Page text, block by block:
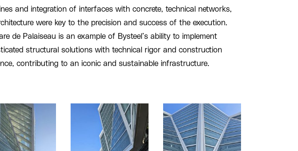
and integration of interfaces with concrete, technical networks,
were key to the precision and success of the execution.
de Palaiseau is an example of Bysteel’s ability to implement
structural solutions with technical rigor and construction
contributing to an iconic and sustainable infrastructure.